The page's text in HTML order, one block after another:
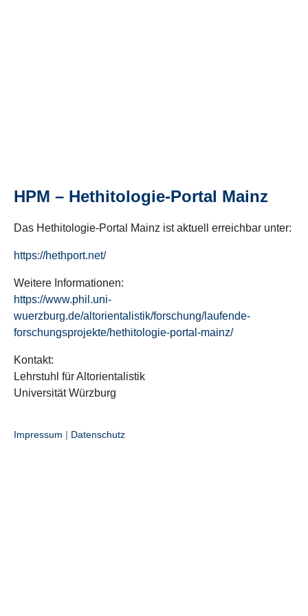
HPM – Hethitologie-Portal Mainz
Das Hethitologie-Portal Mainz ist aktuell erreichbar unter:
https://hethport.net/
Weitere Informationen:
https://www.phil.uni-
wuerzburg.de/altorientalistik/forschung/laufende-
forschungsprojekte/hethitologie-portal-mainz/
Kontakt:
Lehrstuhl für Altorientalistik
Universität Würzburg
Impressum | Datenschutz